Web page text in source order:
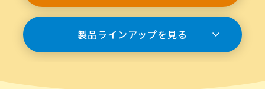
製品ラインアップを見る